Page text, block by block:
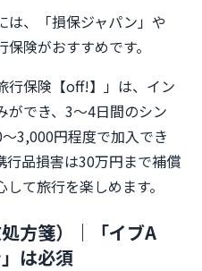
は、「損保ジャパン」や
保険がおすすめです。
行保険【off!】」は、イン
ができ、3〜4日間のシン
3,000円程度で加入でき
行品損害は30万円まで補償
て旅行を楽しめます。
方箋）｜「イブA
は必須